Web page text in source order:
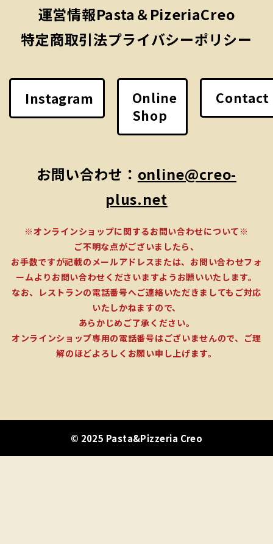
運営情報Pasta＆PizeriaCreo
特定商取引法プライバシーポリシー
Instagram
Online
Shop
Contact
お問い合わせ： online@creo-
plus.net
※オンラインショップに関するお問い合わせについて※
ご不明な点がございましたら、
お手数ですが記載のメールアドレスまたは、お問い合わせフォ
ームよりお問い合わせくださいますようお願いいたします。
なお、レストランの電話番号へご連絡いただきましてもご対応
いたしかねますので、
あらかじめご了承ください。
オンラインショップ専用の電話番号はございませんので、ご理
解のほどよろしくお願い申し上げます。
© 2025 Pasta&Pizzeria Creo